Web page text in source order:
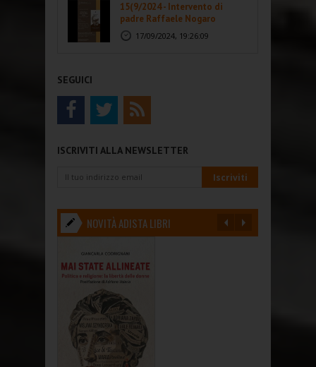
15(9/2024 - Intervento di
padre Raffaele Nogaro
17/09/2024, 19:26:09
SEGUICI
ISCRIVITI ALLA NEWSLETTER
NOVITÀ ADISTA LIBRI